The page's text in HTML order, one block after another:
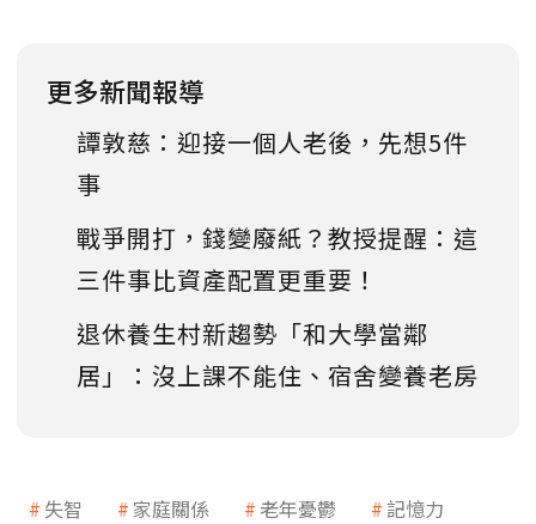
更多新聞報導
譚敦慈：迎接一個人老後，先想5件
事
戰爭開打，錢變廢紙？教授提醒：這
三件事比資產配置更重要！
退休養生村新趨勢「和大學當鄰
居」：沒上課不能住、宿舍變養老房
失智 家庭關係 老年憂鬱 記憶力